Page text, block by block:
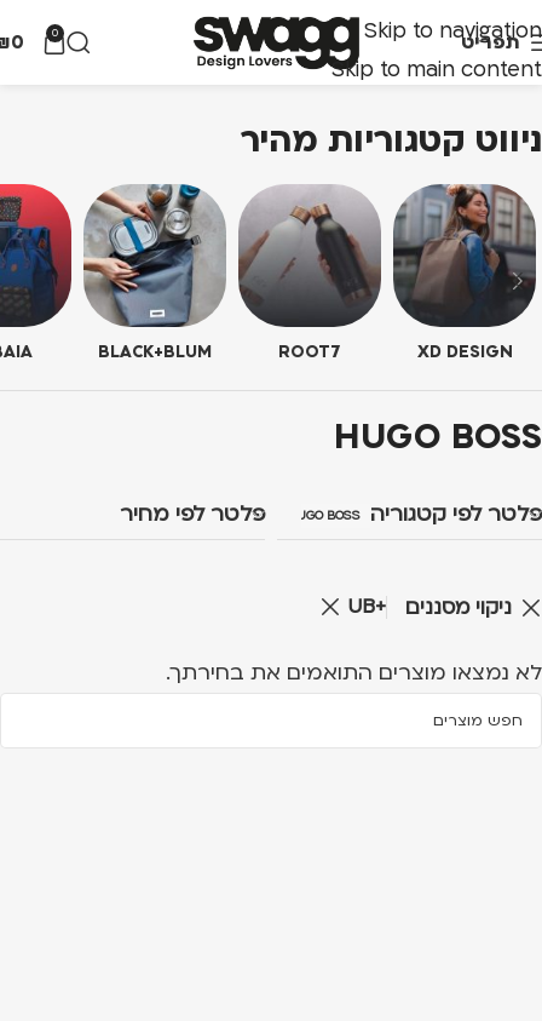
Skip to navigation
Skip to main content
תפריט 0
0
ניווט קטגוריות מהיר
XD DESIGN
ROOT7
BLACK+BLUM
HUGO BOSS
פלטר לפי קטגוריה HUGO BOSS פלטר לפי מחיר
ניקוי מסננים UB+
לא נמצאו מוצרים התואמים את בחירתך.